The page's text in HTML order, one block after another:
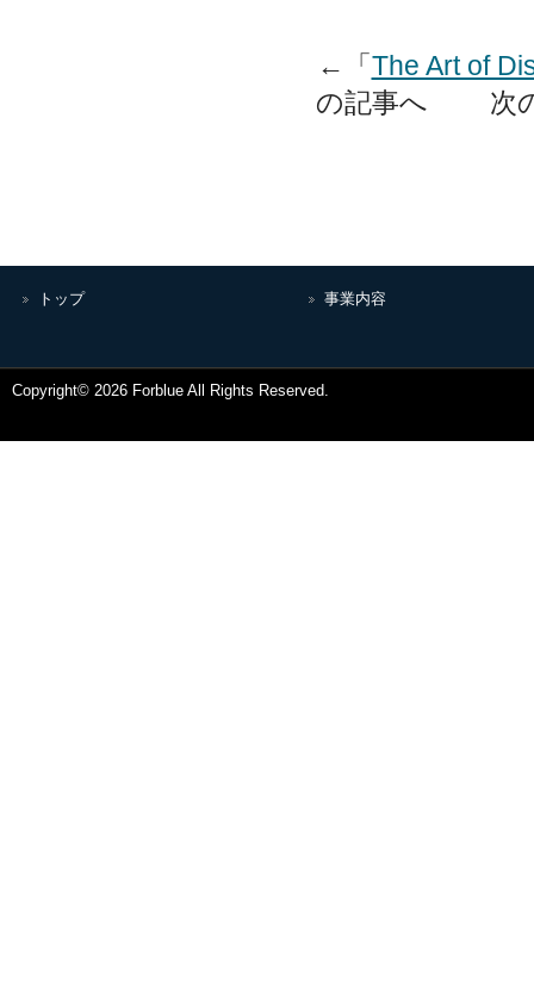
←「The Art of
の記事へ 次の
トップ 事業内容
Copyright© 2026 Forblue All Rights Reserved.